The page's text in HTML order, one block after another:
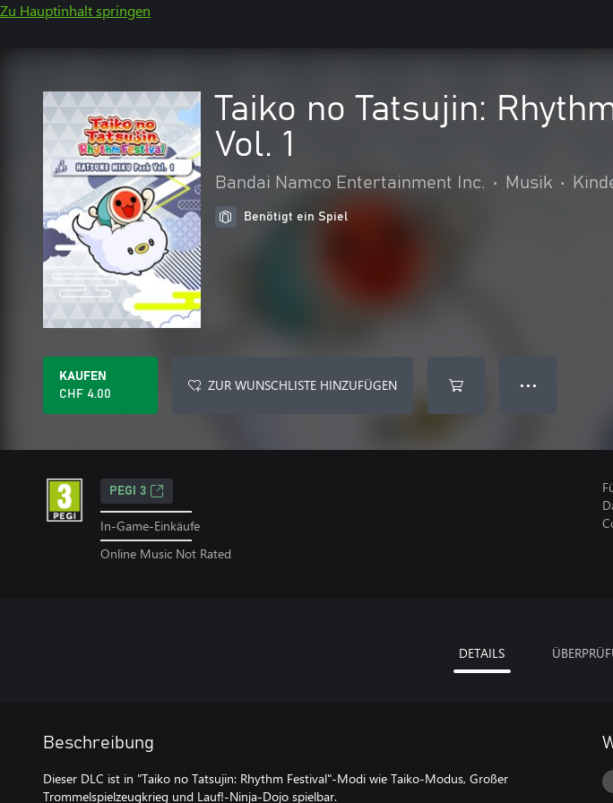
Zu Hauptinhalt springen
Taiko no Tatsujin:
Vol. 1
Bandai Namco Entertainment Inc. • Musik •
Benötigt ein Spiel
KAUFEN
CHF 4.00
ZUR WUNSCHLISTE HINZUFÜGEN ● ● ●
PEGI 3
In-Game-Einkäufe
Online Music Not Rated
DETAILS
Beschreibung
Dieser DLC ist in "Taiko no Tatsujin: Rhythm Festival"-Modi wie Taiko-Modus, Großer
Trommelspielzeugkrieg und Lauf!-Ninja-Dojo spielbar.